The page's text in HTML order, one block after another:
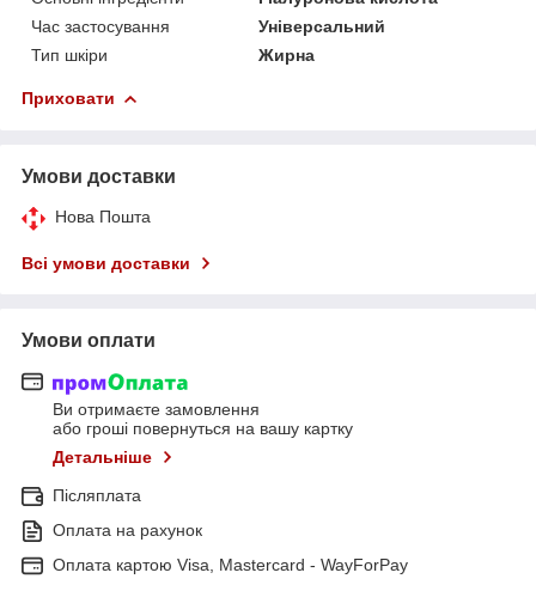
Час застосування
Універсальний
Тип шкіри
Жирна
Приховати
Умови доставки
Нова Пошта
Всі умови доставки
Умови оплати
Ви отримаєте замовлення
або гроші повернуться на вашу картку
Детальніше
Післяплата
Оплата на рахунок
Оплата картою Visa, Mastercard - WayForPay